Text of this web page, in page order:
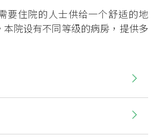
要住院的人士供给一个舒适的地
院设有不同等级的病房，提供多